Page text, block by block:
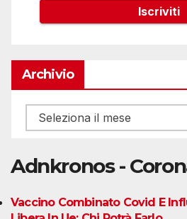
Archivio
Archivio
Adnkronos -
Vaccino Combinato Covid E